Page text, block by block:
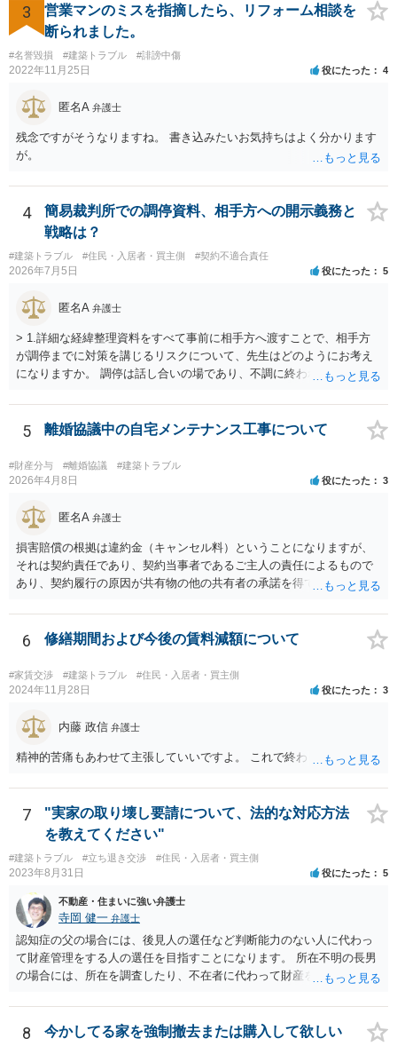
方の立場としても、裁判を起こす時間や労力、経済的コストその他裁
判が終わるまでキャッシュが入ってこないことなどがネックになり得
るでしょうから、減額に応じてくる可能性は大いにあるかと思いま
す。
3
営業マンのミスを指摘したら、リフォーム相談を
断られました。
#名誉毀損 #建築トラブル #誹謗中傷
2022年11月25日 役にたった 4
匿名A 弁護士
残念ですがそうなりますね。 書き込みたいお気持ちはよく分かります
が。
4
簡易裁判所での調停資料、相手方への開示義務と
戦略は？
#建築トラブル #住民・入居者・買主側 #契約不適合責任
2026年7月5日 役にたった 5
匿名A 弁護士
> 1.詳細な経緯整理資料をすべて事前に相手方へ渡すことで、相手方
が調停までに対策を講じるリスクについて、先生はどのようにお考え
になりますか。 調停は話し合いの場であり、不調に終われば訴訟で解
いう姑息な手段は使えませんし、公平かつ納得のできる解決というの
は、当事者と裁判所が同じ主張と証拠関係を踏まえた上で初めて実現
ついて、何か工夫できる点があればご教示いただけますでしょうか。
弁護士によって考え方が異なるかもしれませんが、資料の一部を相手
にとって不利な事実が隠されているという推認を働かせることに繋が
グ等することはありますが、それは手続戦略とは別の問題です）。 裁
判所は公平な第三者であり、調停委員会に与える心証も考慮する必要
があります。手続を有利に進めたいのであれば、証拠の出し方より
回提出を予定している資料がどのようなものであるのか、争点とどの
て具体的なに採るべき手段は変わってくるため、上記はあくまで個別
事情を踏まえない一般論としてご理解いただき、本件でどのように対
ます。
5 離婚協議中の自宅メンテナンス工事について
#財産分与 #離婚協議 #建築トラブル
2026年4月8日 役にたった 3
匿名A 弁護士
損害賠償の根拠は違約金（キャンセル料）ということになりますが、
それは契約責任であり、契約当事者であるご主人の責任によるもので
あり、契約履行の原因が共有物の他の共有者の承諾を得ていなかった
るべきものであり、奥さんが負担すべき債務ではありません。つまり
奥さんにメンテナンス工事契約を承諾しなければならない義務はあり
をお薦めします。
6 修繕期間および今後の賃料減額について
#家賃交渉 #建築トラブル #住民・入居者・買主側
2024年11月28日 役にたった 3
内藤 政信 弁護士
精神的苦痛もあわせて主張していいですよ。 これで終わります。
7
"実家の取り壊し要請について、法的な対応方法
を教えてください"
#建築トラブル #立ち退き交渉 #住民・入居者・買主側
2023年8月31日 役にたった 5
不動産・住まいに強い弁護士
寺岡 健一 弁護士
認知症の父の場合には、後見人の選任など判断能力のない人に代わっ
て財産管理をする人の選任を目指すことになります。 所在不明の長男
の場合には、所在を調査したり、不在者に代わって財産を管理する人
8 今かしてる家を強制撤去または購入して欲しい